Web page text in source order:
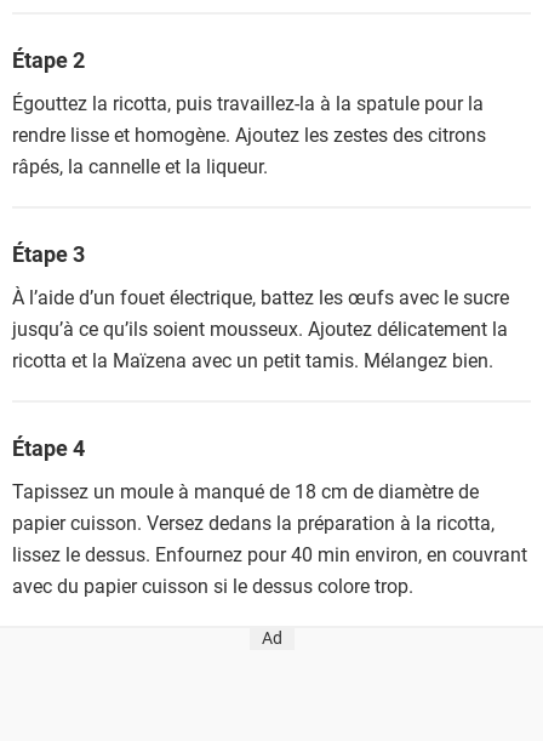
Étape 2
Égouttez la ricotta, puis travaillez-la à la spatule pour la
rendre lisse et homogène. Ajoutez les zestes des citrons
râpés, la cannelle et la liqueur.
Étape 3
À l’aide d’un fouet électrique, battez les œufs avec le sucre
jusqu’à ce qu’ils soient mousseux. Ajoutez délicatement la
ricotta et la Maïzena avec un petit tamis. Mélangez bien.
Étape 4
Tapissez un moule à manqué de 18 cm de diamètre de
papier cuisson. Versez dedans la préparation à la ricotta,
lissez le dessus. Enfournez pour 40 min environ, en couvrant
avec du papier cuisson si le dessus colore trop.
Ad